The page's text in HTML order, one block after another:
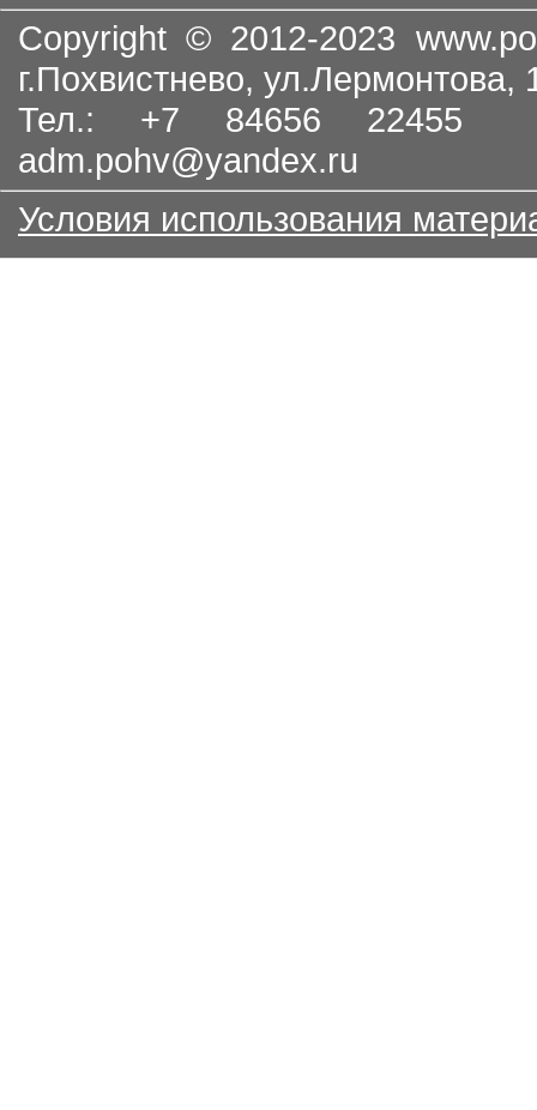
Copyright © 2012-2023
г.Похвистнево, ул.Лермонтова,
Тел.: +7 84656
adm.pohv@yandex.ru
Условия использования